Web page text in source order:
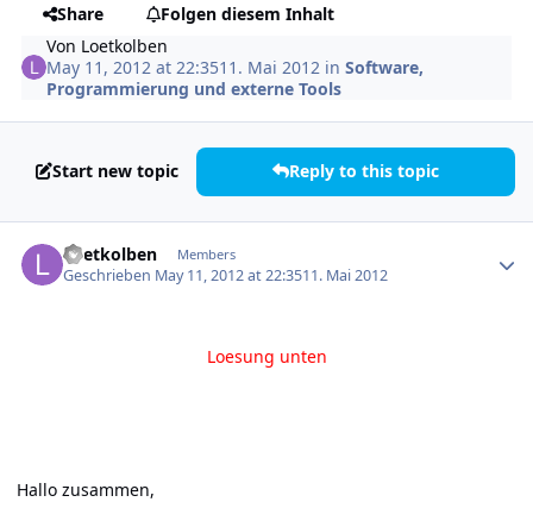
Share
Folgen diesem Inhalt
Von Loetkolben
May 11, 2012 at 22:3511. Mai 2012 inSoftware,
Programmierung und externe Tools
Start new topic Reply to this topic
Loetkolben Members
Geschrieben May 11, 2012 at 22:3511. Mai 2012
Loesung unten
Hallo zusammen,